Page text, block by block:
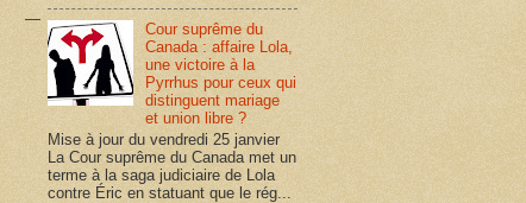
Cour suprême du
Canada : affaire Lola,
une victoire à la
Pyrrhus pour ceux qui
distinguent mariage
et union libre ?
Mise à jour du vendredi 25 janvier
La Cour suprême du Canada met un
terme à la saga judiciaire de Lola
contre Éric en statuant que le rég...